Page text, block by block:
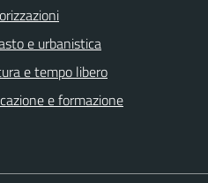
e urbanistica
e tempo libero
e formazione